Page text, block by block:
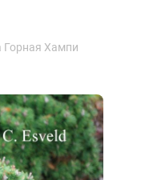
Горная Хампи